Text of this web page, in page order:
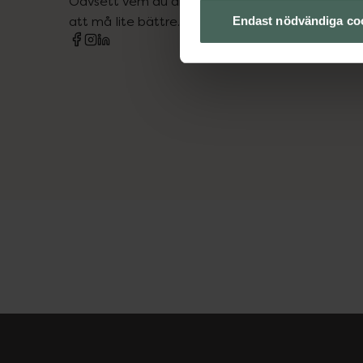
Endast nödvändiga
att må lite bättre. Välkommen att prata med